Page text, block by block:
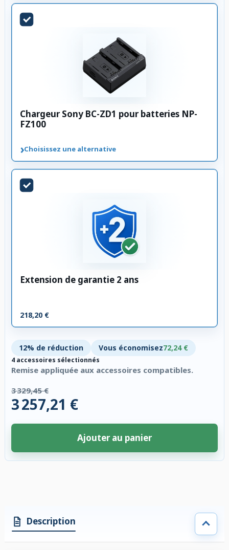
Chargeur Sony BC-ZD1 pour batteries NP-
FZ100
›Choisissez une alternative
Extension de garantie 2 ans
218,20 €
12% de réduction Vous économisez72,24 €
4 accessoires sélectionnés
Remise appliquée aux accessoires compatibles.
3 329,45 €
3 257,21 €
Ajouter au panier
Description